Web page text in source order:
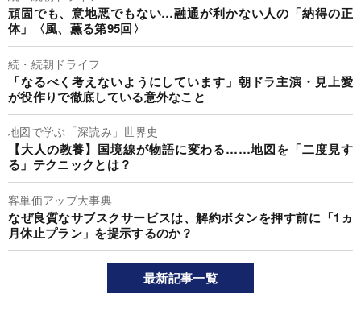
頑固でも、意地悪でもない…融通が利かない人の「納得の正
体」〈風、薫る第95回〉
続・続朝ドライフ
「なるべく考えないようにしています」朝ドラ主演・見上愛
が役作りで徹底している意外なこと
地図で学ぶ「深読み」世界史
【大人の教養】国境線が物語に変わる……地図を「二度見す
る」テクニックとは？
客単価アップ大事典
なぜ良質なサブスクサービスは、解約ボタンを押す前に「1ヵ
月休止プラン」を提示するのか？
最新記事一覧